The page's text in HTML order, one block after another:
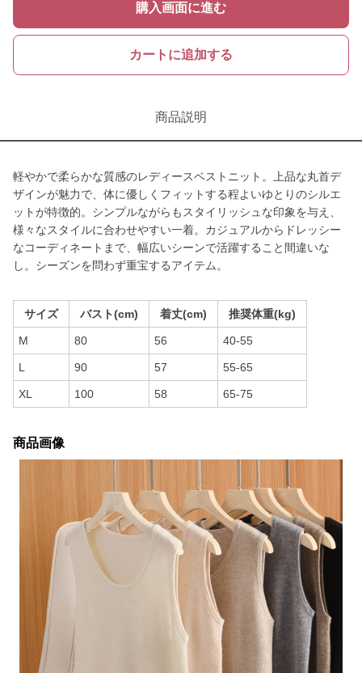
購入画面に進む
カートに追加する
商品説明
軽やかで柔らかな質感のレディースベストニット。上品な丸首デ
ザインが魅力で、体に優しくフィットする程よいゆとりのシルエ
ットが特徴的。シンプルながらもスタイリッシュな印象を与え、
様々なスタイルに合わせやすい一着。カジュアルからドレッシー
なコーディネートまで、幅広いシーンで活躍すること間違いな
し。シーズンを問わず重宝するアイテム。
サイズ バスト(cm) 着丈(cm) 推奨体重(kg)
M 80 56 40-55
L 90 57 55-65
XL 100 58 65-75
商品画像